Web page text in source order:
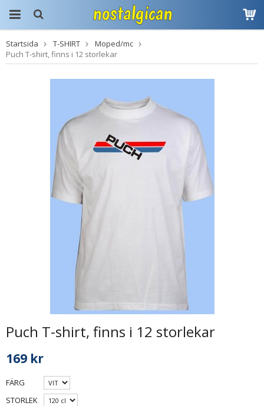
Produkten har blivit
tillagd i varukorgen
Startsida T-SHIRT
Moped/mc
Puch T-shirt, finns i 12 storlekar
Puch T-shirt, finns i 12 storlekar
169 kr
FÄRG
STORLEK